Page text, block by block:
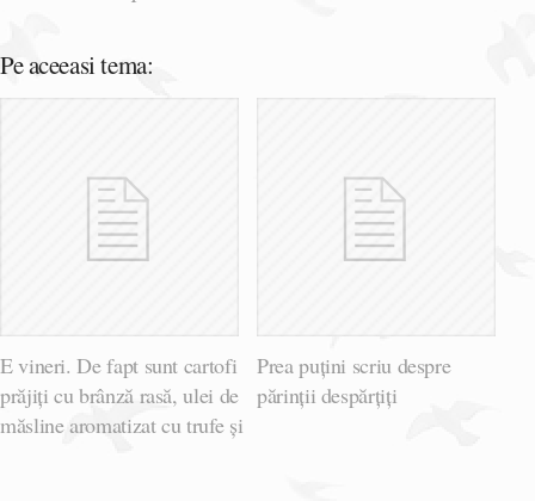
Pe aceeasi tema:
E vineri. De fapt sunt cartofi
prăjiți cu brânză rasă, ulei de
măsline aromatizat cu trufe și
Prea puțini scriu despre
părinții despărțiți